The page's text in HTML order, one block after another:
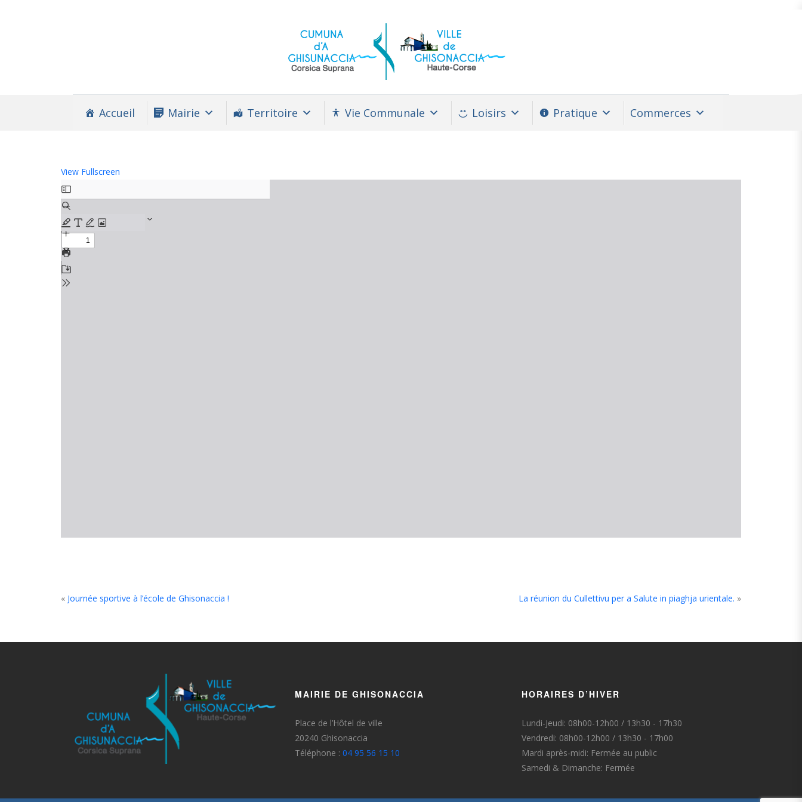
Accueil Mairie Territoire Vie Communale Loisirs Pratique Commerces
View Fullscreen
Aller
au
contenu
PDF
« Journée sportive à l’école de Ghisonaccia ! La réunion du Cullettivu per a Salute in piaghja urientale. »
MAIRIE DE GHISONACCIA
Place de l’Hôtel de ville
20240 Ghisonaccia
Téléphone : 04 95 56 15 10
HORAIRES D’HIVER
Lundi-Jeudi: 08h00-12h00 / 13h30 - 17h30
Vendredi: 08h00-12h00 / 13h30 - 17h00
Mardi après-midi: Fermée au public
Samedi & Dimanche: Fermée